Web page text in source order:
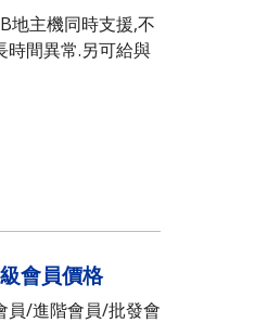
地主機同時支援,不
時間異常.另可給與
會員價格
員/進階會員/批發會